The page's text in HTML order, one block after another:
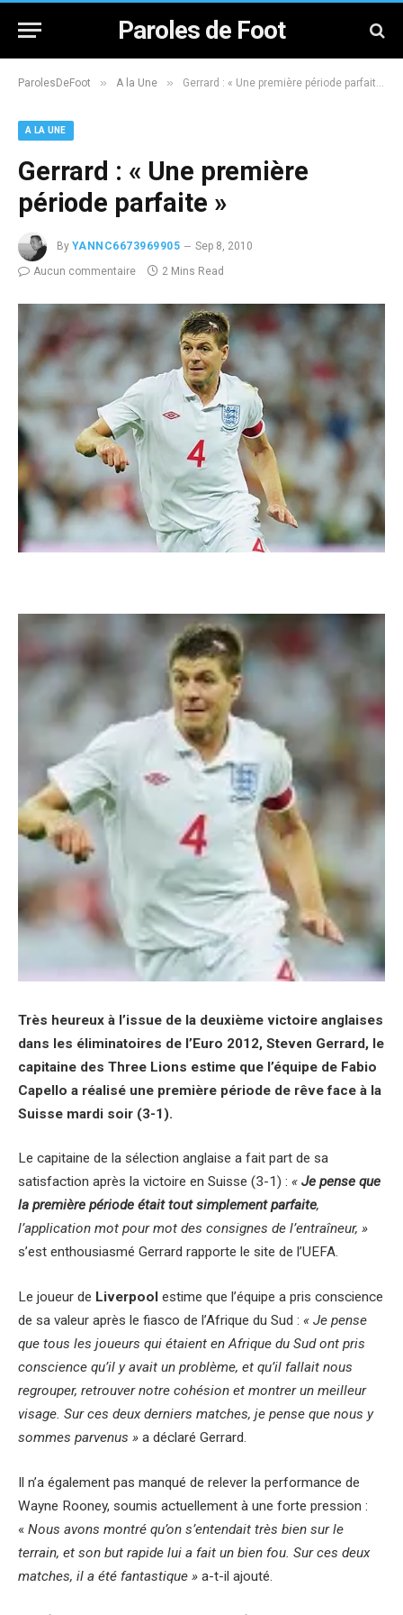
Paroles de Foot
ParolesDeFoot » A la Une » Gerrard : « Une première période parfaite »
A LA UNE
Gerrard : « Une première
période parfaite »
By YANNC6673969905
Sep 8, 2010
Aucun commentaire
2 Mins Read
Très heureux à l’issue de la deuxième victoire anglaises
dans les éliminatoires de l’Euro 2012, Steven Gerrard, le
capitaine des Three Lions estime que l’équipe de Fabio
Capello a réalisé une première période de rêve face à la
Suisse mardi soir (3-1).
Le capitaine de la sélection anglaise a fait part de sa
satisfaction après la victoire en Suisse (3-1) : « Je pense que
la première période était tout simplement parfaite,
l’application mot pour mot des consignes de l’entraîneur, »
s’est enthousiasmé Gerrard rapporte le site de l’UEFA.
Le joueur de Liverpool estime que l’équipe a pris conscience
de sa valeur après le fiasco de l’Afrique du Sud : « Je pense
que tous les joueurs qui étaient en Afrique du Sud ont pris
conscience qu’il y avait un problème, et qu’il fallait nous
regrouper, retrouver notre cohésion et montrer un meilleur
visage. Sur ces deux derniers matches, je pense que nous y
sommes parvenus » a déclaré Gerrard.
Il n’a également pas manqué de relever la performance de
Wayne Rooney, soumis actuellement à une forte pression :
« Nous avons montré qu’on s’entendait très bien sur le
terrain, et son but rapide lui a fait un bien fou. Sur ces deux
matches, il a été fantastique » a-t-il ajouté.